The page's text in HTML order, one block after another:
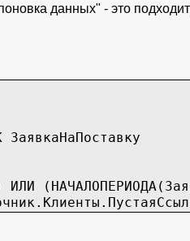
данных" - это